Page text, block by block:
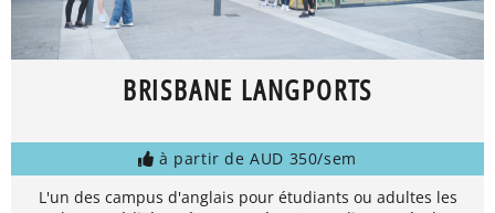
BRISBANE LANGPORTS
à partir de AUD 350/sem
L'un des campus d'anglais pour étudiants ou adultes les